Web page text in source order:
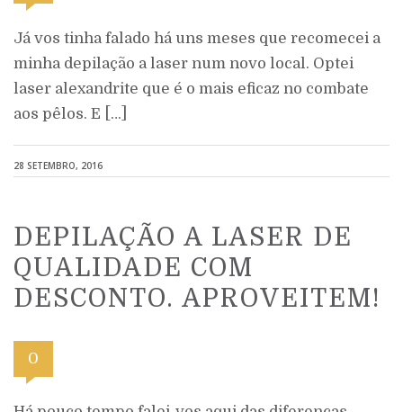
Já vos tinha falado há uns meses que recomecei a
minha depilação a laser num novo local. Optei
laser alexandrite que é o mais eficaz no combate
aos pêlos. E […]
28 SETEMBRO, 2016
DEPILAÇÃO A LASER DE
QUALIDADE COM
DESCONTO. APROVEITEM!
0